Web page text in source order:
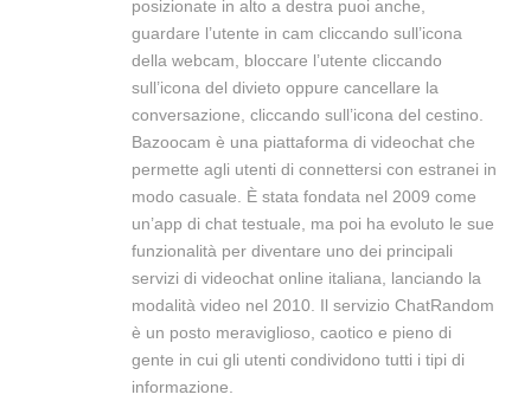
posizionate in alto a destra puoi anche,
guardare l’utente in cam cliccando sull’icona
della webcam, bloccare l’utente cliccando
sull’icona del divieto oppure cancellare la
conversazione, cliccando sull’icona del cestino.
Bazoocam è una piattaforma di videochat che
permette agli utenti di connettersi con estranei in
modo casuale. È stata fondata nel 2009 come
un’app di chat testuale, ma poi ha evoluto le sue
funzionalità per diventare uno dei principali
servizi di videochat online italiana, lanciando la
modalità video nel 2010. Il servizio ChatRandom
è un posto meraviglioso, caotico e pieno di
gente in cui gli utenti condividono tutti i tipi di
informazione.